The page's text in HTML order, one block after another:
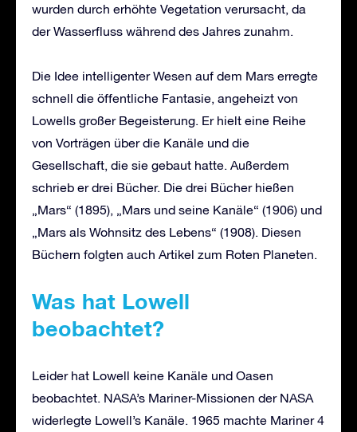
wurden durch erhöhte Vegetation verursacht, da
der Wasserfluss während des Jahres zunahm.
Die Idee intelligenter Wesen auf dem Mars erregte
schnell die öffentliche Fantasie, angeheizt von
Lowells großer Begeisterung. Er hielt eine Reihe
von Vorträgen über die Kanäle und die
Gesellschaft, die sie gebaut hatte. Außerdem
schrieb er drei Bücher. Die drei Bücher hießen
„Mars“ (1895), „Mars und seine Kanäle“ (1906) und
„Mars als Wohnsitz des Lebens“ (1908). Diesen
Büchern folgten auch Artikel zum Roten Planeten.
Was hat Lowell
beobachtet?
Leider hat Lowell keine Kanäle und Oasen
beobachtet. NASA’s Mariner-Missionen der NASA
widerlegte Lowell’s Kanäle. 1965 machte Mariner 4